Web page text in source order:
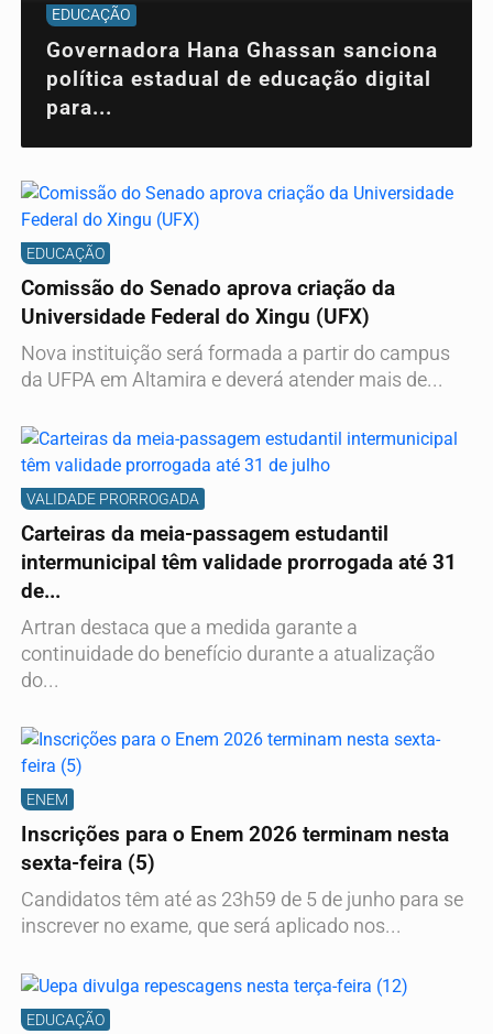
EDUCAÇÃO
Governadora Hana Ghassan sanciona
política estadual de educação digital
para...
EDUCAÇÃO
Comissão do Senado aprova criação da
Universidade Federal do Xingu (UFX)
Nova instituição será formada a partir do campus
da UFPA em Altamira e deverá atender mais de...
VALIDADE PRORROGADA
Carteiras da meia-passagem estudantil
intermunicipal têm validade prorrogada até 31
de...
Artran destaca que a medida garante a
continuidade do benefício durante a atualização
do...
ENEM
Inscrições para o Enem 2026 terminam nesta
sexta-feira (5)
Candidatos têm até as 23h59 de 5 de junho para se
inscrever no exame, que será aplicado nos...
EDUCAÇÃO